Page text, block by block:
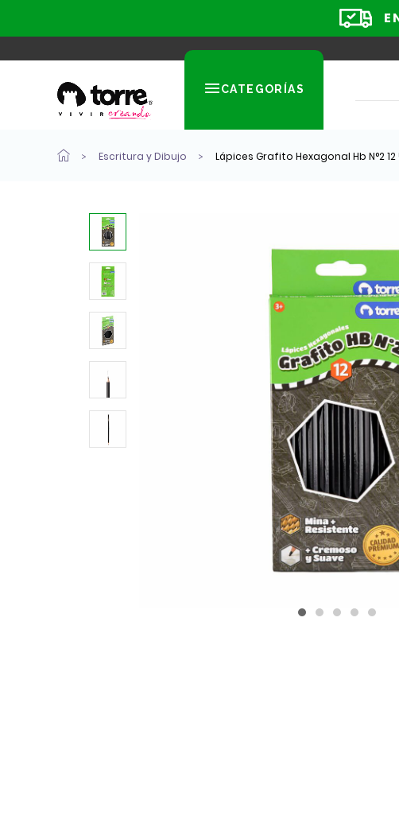
CATEGORÍAS
Escritura y Dibujo Lápices Grafito Hexagonal Hb N°2 12